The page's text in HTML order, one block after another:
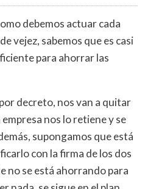
debemos actuar cada
vejez, sabemos que es casi
para ahorrar las
decreto, nos van a quitar
nos lo retiene y se
supongamos que está
con la firma de los dos
no se está ahorrando para